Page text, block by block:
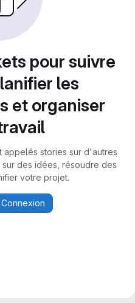
pour suivre
les
et organiser
appelés stories sur d'autres
des idées, résoudre des
votre projet.